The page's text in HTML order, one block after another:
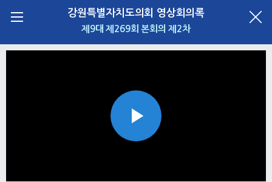
강원특별자치도의회 영상회의록
제9대 제269회 본회의 제2차
Play